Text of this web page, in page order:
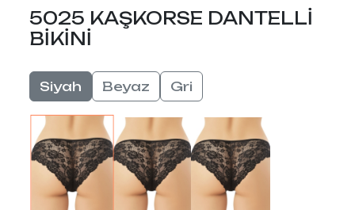
5025 KAŞKORSE DANTELLİ
BİKİNİ
Siyah Beyaz Gri